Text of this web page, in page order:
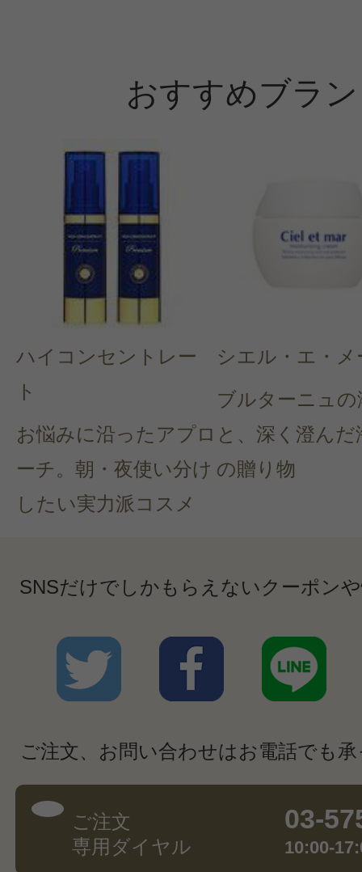
おすすめブラ
ハイコンセントレー
ト
お悩みに沿ったアプロ
ーチ。朝・夜使い分け
したい実力派コスメ
シエル・エ・メ
ブルターニュの
と、深く澄んだ
の贈り物
SNSだけでしかもらえないクーポン
ご注文、お問い合わせはお電話でも
ご注文
専用ダイヤル
03-
10:00-